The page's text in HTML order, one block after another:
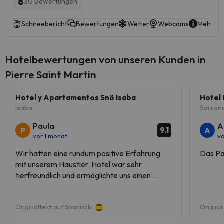
Schneebericht Bewertungen Wetter Webcams Mehr
Hotelbewertungen von unseren Kunden in
Pierre Saint Martin
Hotel y Apartamentos Snö Isaba
Isaba
P Paula
vor 1 monat
9.1
Wir hatten eine rundum positive Erfahrung
mit unserem Haustier. Hotel war sehr
tierfreundlich und ermöglichte uns einen
über die Hilfsbereitschaft und den liebevollen
Originaltext auf Spanisch
Hotel
A
Das